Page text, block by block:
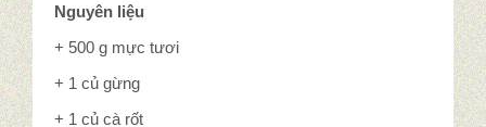
Nguyên liệu
+ 500 g mực tươi
+ 1 củ gừng
+ 1 củ cà rốt